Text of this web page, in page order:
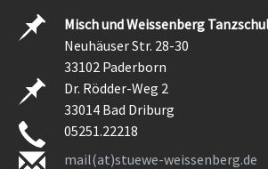
Misch und Weissenberg
Neuhäuser Str. 28-30
33102 Paderborn
Dr. Rödder-Weg 2
33014 Bad Driburg
05251.22218
mail(at)stuewe-weissenberg.de